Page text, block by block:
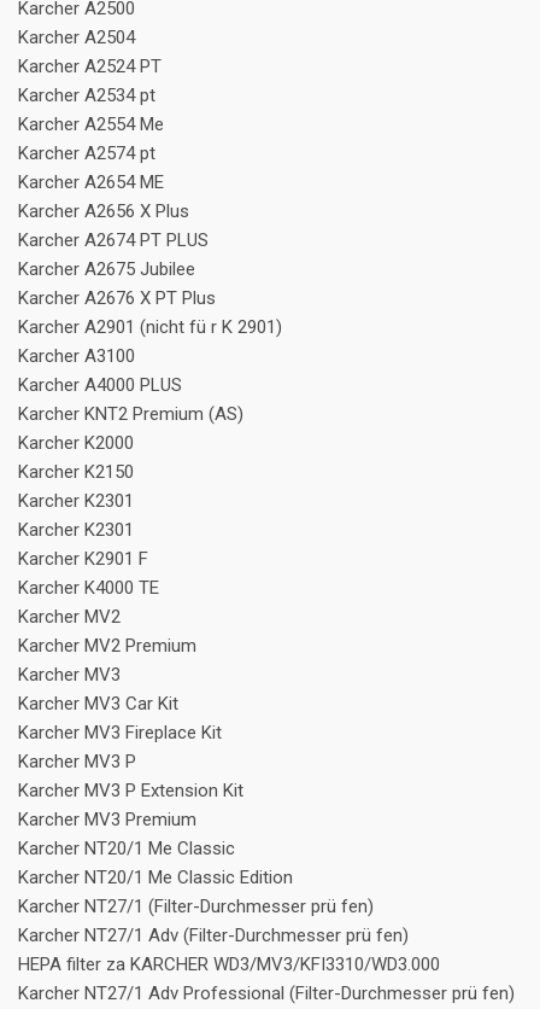
Karcher A2500
Karcher A2504
Karcher A2524 PT
Karcher A2534 pt
Karcher A2554 Me
Karcher A2574 pt
Karcher A2654 ME
Karcher A2656 X Plus
Karcher A2674 PT PLUS
Karcher A2675 Jubilee
Karcher A2676 X PT Plus
Karcher A2901 (nicht fü r K 2901)
Karcher A3100
Karcher A4000 PLUS
Karcher KNT2 Premium (AS)
Karcher K2000
Karcher K2150
Karcher K2301
Karcher K2301
Karcher K2901 F
Karcher K4000 TE
Karcher MV2
Karcher MV2 Premium
Karcher MV3
Karcher MV3 Car Kit
Karcher MV3 Fireplace Kit
Karcher MV3 P
Karcher MV3 P Extension Kit
Karcher MV3 Premium
Karcher NT20/1 Me Classic
Karcher NT20/1 Me Classic Edition
Karcher NT27/1 (Filter-Durchmesser prü fen)
Karcher NT27/1 Adv (Filter-Durchmesser prü fen)
HEPA filter za KARCHER WD3/MV3/KFI3310/WD3.000
Karcher NT27/1 Adv Professional (Filter-Durchmesser prü fen)